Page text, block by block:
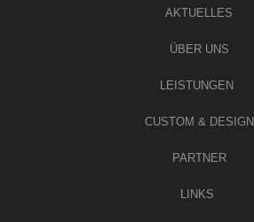
AKTUELLES
ÜBER UNS
LEISTUNGEN
CUSTOM & DESIGN
PARTNER
LINKS